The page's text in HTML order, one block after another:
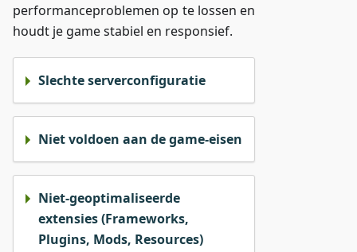
performanceproblemen op te lossen en
houdt je game stabiel en responsief.
Slechte serverconfiguratie
Niet voldoen aan de game-eisen
Niet-geoptimaliseerde
extensies (Frameworks,
Plugins, Mods, Resources)